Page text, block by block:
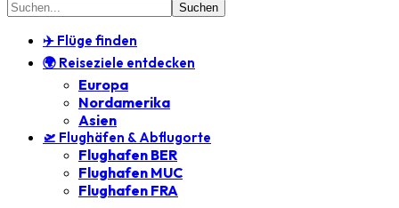
✈️ Flüge finden
🌍 Reiseziele entdecken
Europa
Nordamerika
Asien
🛫 Flughäfen & Abflugorte
Flughafen BER
Flughafen MUC
Flughafen FRA